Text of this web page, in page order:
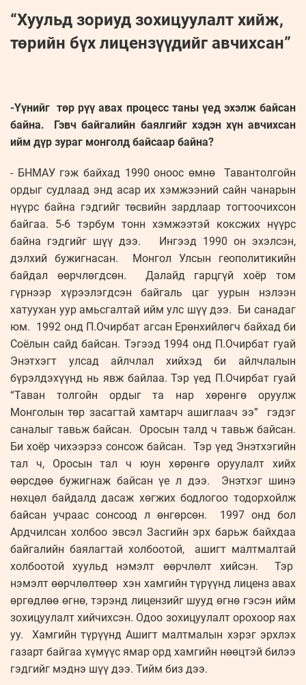
“Хуульд зориуд зохицуулалт хийж,
төрийн бүх лицензүүдийг авчихсан”
-Үүнийг төр рүү авах процесс таны үед эхэлж байсан
байна. Гэвч байгалийн баялгийг хэдэн хүн авчихсан
ийм дүр зураг монголд байсаар байна?
- БНМАУ гэж байхад 1990 оноос өмнө Тавантолгойн
ордыг судлаад энд асар их хэмжээний сайн чанарын
нүүрс байна гэдгийг төсвийн зардлаар тогтоочихсон
байгаа. 5-6 тэрбум тонн хэмжээтэй коксжих нүүрс
байна гэдгийг шүү дээ. Ингээд 1990 он эхэлсэн,
дэлхий бужигнасан. Монгол Улсын геополитикийн
байдал өөрчлөгдсөн. Далайд гарцгүй хоёр том
гүрнээр хүрээлэгдсэн байгаль цаг уурын нэлээн
хатуухан уур амьсгалтай ийм улс шүү дээ. Би санадаг
юм. 1992 онд П.Очирбат агсан Ерөнхийлөгч байхад би
Соёлын сайд байсан. Тэгээд 1994 онд П.Очирбат гуай
Энэтхэгт улсад айлчлал хийхэд би айлчлалын
бүрэлдэхүүнд нь явж байлаа. Тэр үед П.Очирбат гуай
“Таван толгойн ордыг та нар хөрөнгө оруулж
Монголын төр засагтай хамтарч ашиглаач ээ” гэдэг
саналыг тавьж байсан. Оросын талд ч тавьж байсан.
Би хоёр чихээрээ сонсож байсан. Тэр үед Энэтхэгийн
тал ч, Оросын тал ч юун хөрөнгө оруулалт хийх
өөрсдөө бужигнаж байсан үе л дээ. Энэтхэг шинэ
нөхцөл байдалд дасаж хөгжих бодлогоо тодорхойлж
байсан учраас сонсоод л өнгөрсөн. 1997 онд бол
Ардчилсан холбоо эвсэл Засгийн эрх барьж байхдаа
байгалийн баялагтай холбоотой, ашигт малтмалтай
холбоотой хуульд нэмэлт өөрчлөлт хийсэн. Тэр
нэмэлт өөрчлөлтөөр хэн хамгийн түрүүнд лиценз авах
өргөдлөө өгнө, тэрэнд лицензийг шууд өгнө гэсэн ийм
зохицуулалт хийчихсэн. Одоо зохицуулалт орохоор яах
уу. Хамгийн түрүүнд Ашигт малтмалын хэрэг эрхлэх
газарт байгаа хүмүүс ямар орд хамгийн нөөцтэй билээ
гэдгийг мэднэ шүү дээ. Тийм биз дээ.